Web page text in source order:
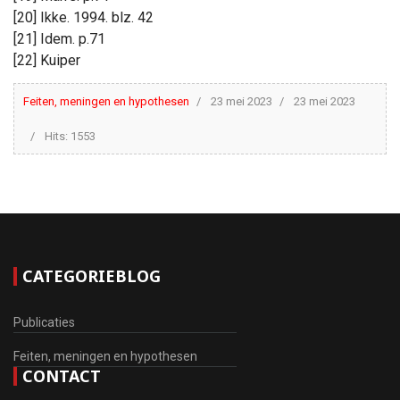
[20] Ikke. 1994. blz. 42
[21] Idem. p.71
[22] Kuiper
Feiten, meningen en hypothesen 23 mei 2023 23 mei 2023
Hits: 1553
CATEGORIEBLOG
Publicaties
Feiten, meningen en hypothesen
CONTACT